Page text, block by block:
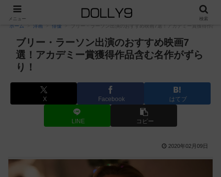
PR
ホーム 洋画 俳優 ブリー・ラーソン出演のおすすめ映画7選！アカデミー賞獲得作品
ブリー・ラーソン出演のおすすめ映画7
選！アカデミー賞獲得作品含む名作がずら
り！
X Facebook はてブ
LINE コピー
2020年02月09日
メニュー 検索